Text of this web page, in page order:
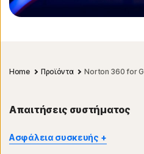
Home Προϊόντα Norton 360 for
Απαιτήσεις συστήματος
Ασφάλεια συσκευής